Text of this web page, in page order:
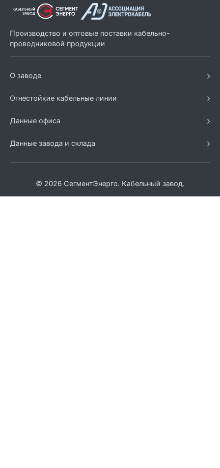
Производство и оптовые поставки кабельно-
проводниковой продукции
О заводе ›
Огнестойкие кабельные линии ›
Данные офиса ›
Данные завода и склада ›
© 2026 СегментЭнерго. Кабельный завод.